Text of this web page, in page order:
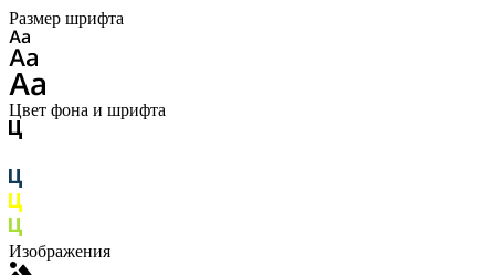
Размер шрифта
Цвет фона и шрифта
Изображения